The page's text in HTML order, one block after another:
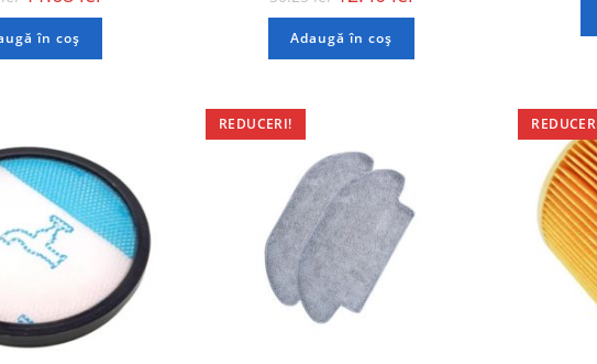
în coș Adaugă în coș
REDUCERI!